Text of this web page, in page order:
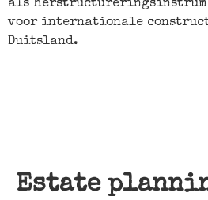
als
voor internationale
Duitsland.
Estate